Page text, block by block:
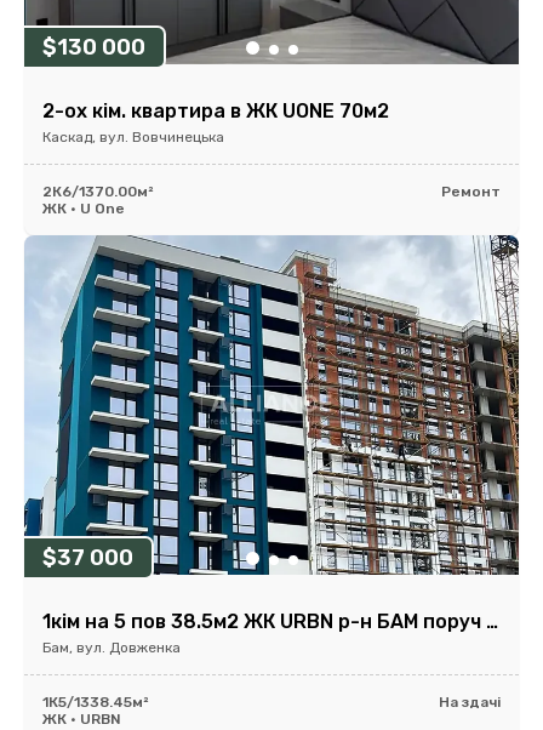
$130 000
2-ох кім. квартира в ЖК UONE 70м2
Каскад, вул. Вовчинецька
2К6/1370.00м²
Ремонт
ЖК • U One
$37 000
1кім на 5 пов 38.5м2 ЖК URBN р-н БАМ поруч парк та озеро
Бам, вул. Довженка
1К5/1338.45м²
На здачі
ЖК • URBN